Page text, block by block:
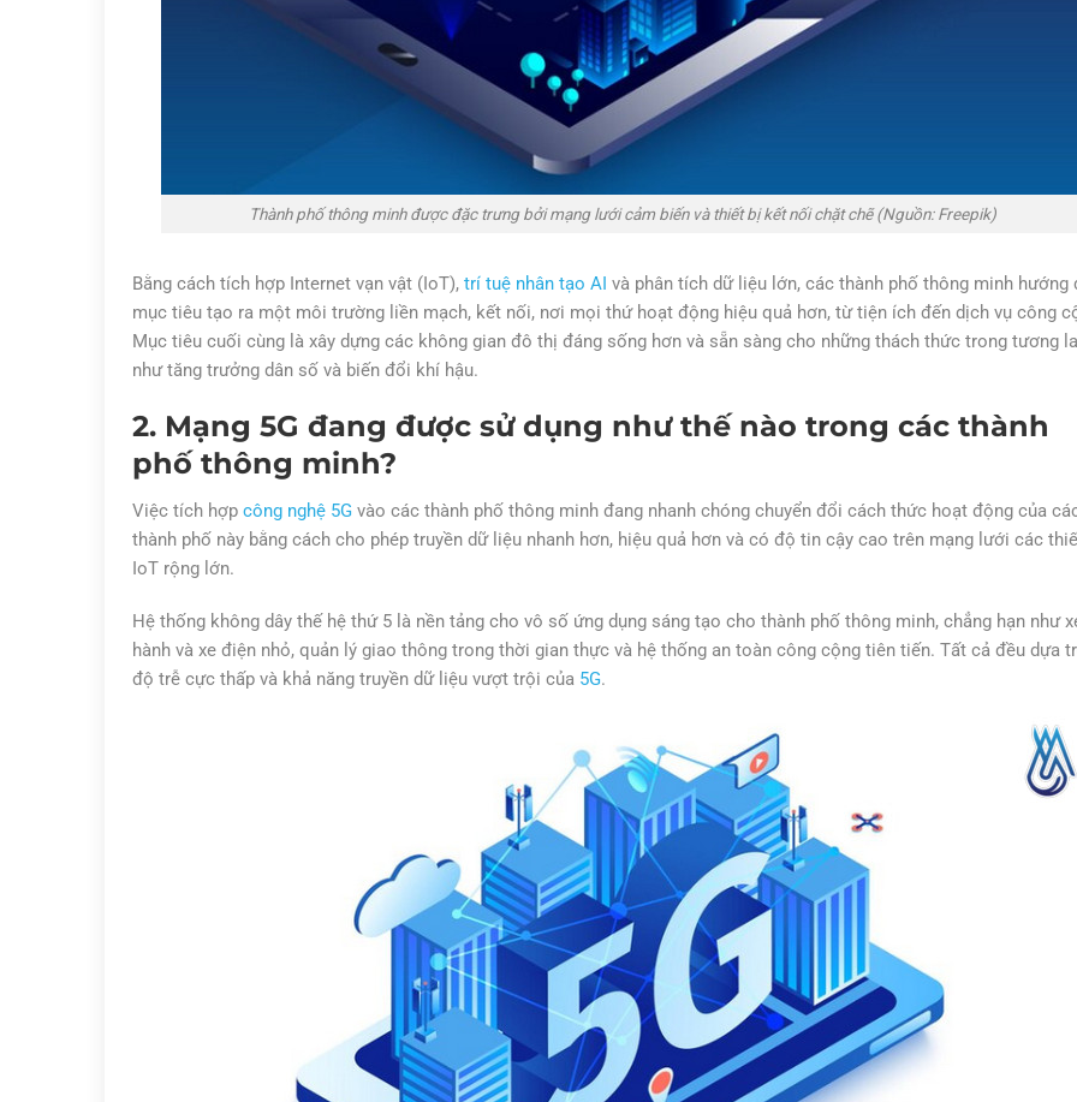
Thành phố thông minh được đặc trưng bởi mạng lưới cảm biến và thiết bị kết nối chặt chẽ (Nguồn: Freepik)
Bằng cách tích hợp Internet vạn vật (IoT), trí tuệ nhân tạo AI và phân tích dữ liệu lớn, các thành phố thông minh hướng
mục tiêu tạo ra một môi trường liền mạch, kết nối, nơi mọi thứ hoạt động hiệu quả hơn, từ tiện ích đến dịch vụ công
Mục tiêu cuối cùng là xây dựng các không gian đô thị đáng sống hơn và sẵn sàng cho những thách thức trong tương
như tăng trưởng dân số và biến đổi khí hậu.
2. Mạng 5G đang được sử dụng như thế nào trong các thành
phố thông minh?
Việc tích hợp công nghệ 5Gvào các thành phố thông minh đang nhanh chóng chuyển đổi cách thức hoạt động của
thành phố này bằng cách cho phép truyền dữ liệu nhanh hơn, hiệu quả hơn và có độ tin cậy cao trên mạng lưới các
IoT rộng lớn.
Hệ thống không dây thế hệ thứ 5 là nền tảng cho vô số ứng dụng sáng tạo cho thành phố thông minh, chẳng hạn như
hành và xe điện nhỏ, quản lý giao thông trong thời gian thực và hệ thống an toàn công cộng tiên tiến. Tất cả đều dựa
độ trễ cực thấp và khả năng truyền dữ liệu vượt trội của 5G.